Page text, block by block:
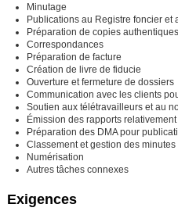
Minutage
Publications au Registre foncier
Préparation de copies authentiques
Correspondances
Préparation de facture
Création de livre de fiducie
Ouverture et fermeture de dossiers
Communication avec les clients
Soutien aux télétravailleurs et au
Émission des rapports
Préparation des DMA pour
Classement et gestion des minutes
Numérisation
Autres tâches connexes
Exigences